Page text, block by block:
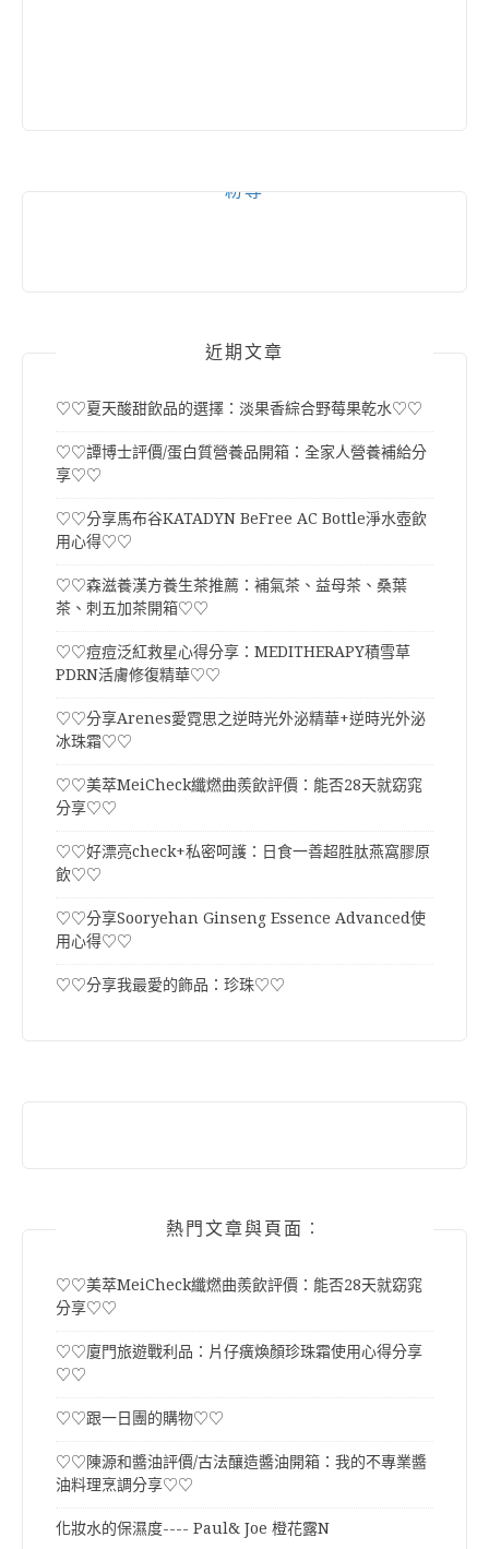
粉專
近期文章
♡♡夏天酸甜飲品的選擇：淡果香綜合野莓果乾水♡♡
♡♡譚博士評價/蛋白質營養品開箱：全家人營養補給分
享♡♡
♡♡分享馬布谷KATADYN BeFree AC Bottle淨水壺飲
用心得♡♡
♡♡森滋養漢方養生茶推薦：補氣茶、益母茶、桑葉
茶、刺五加茶開箱♡♡
♡♡痘痘泛紅救星心得分享：MEDITHERAPY積雪草
PDRN活膚修復精華♡♡
♡♡分享Arenes愛霓思之逆時光外泌精華+逆時光外泌
冰珠霜♡♡
♡♡美萃MeiCheck纖燃曲羨飲評價：能否28天就窈窕
分享♡♡
♡♡好漂亮check+私密呵護：日食一善超胜肽燕窩膠原
飲♡♡
♡♡分享Sooryehan Ginseng Essence Advanced使
用心得♡♡
♡♡分享我最愛的飾品：珍珠♡♡
熱門文章與頁面︰
♡♡美萃MeiCheck纖燃曲羨飲評價：能否28天就窈窕
分享♡♡
♡♡廈門旅遊戰利品：片仔癀煥顏珍珠霜使用心得分享
♡♡
♡♡跟一日團的購物♡♡
♡♡陳源和醬油評價/古法釀造醬油開箱：我的不專業醬
油料理烹調分享♡♡
化妝水的保濕度---- Paul& Joe 橙花露N